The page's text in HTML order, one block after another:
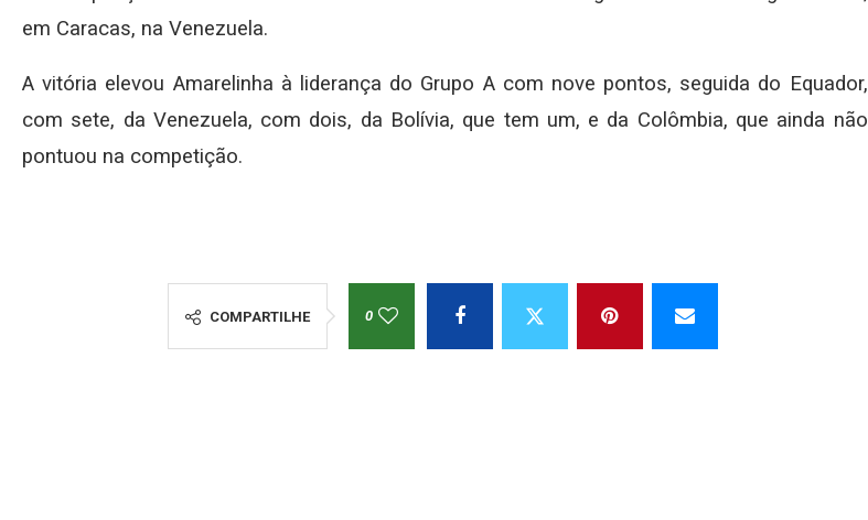
em Caracas, na Venezuela.
A vitória elevou Amarelinha à liderança do Grupo A com nove pontos, seguida do Equador,
com sete, da Venezuela, com dois, da Bolívia, que tem um, e da Colômbia, que ainda não
pontuou na competição.
COMPARTILHE 0